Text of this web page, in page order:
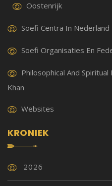
Oostenrijk
Soefi Centra In Nederland
Soefi Organisaties En
Philosophical And
Khan
Websites
KRONIEK
2026